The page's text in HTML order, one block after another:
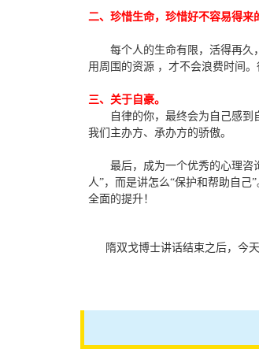
二、珍惜生命，珍惜好不容易得来
每个人的生命有限，活得再久
用周围的资源 ，才不会浪费时间
三、关于自豪。
自律的你，最终会为自己感到自
我们主办方、承办方的骄傲。
最后，成为一个优秀的心理咨询
人”，而是讲怎么“保护和帮助自
全面的提升！
隋双戈博士讲话结束之后，今